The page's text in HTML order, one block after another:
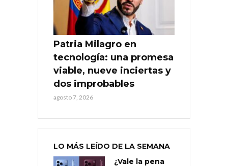
Patria Milagro en
tecnología: una promesa
viable, nueve inciertas y
dos improbables
agosto 7, 2026
LO MÁS LEÍDO DE LA SEMANA
¿Vale la pena